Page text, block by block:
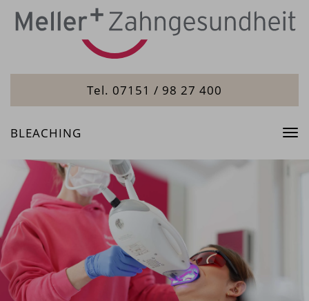
Tel. 07151 / 98 27 400
BLEACHING